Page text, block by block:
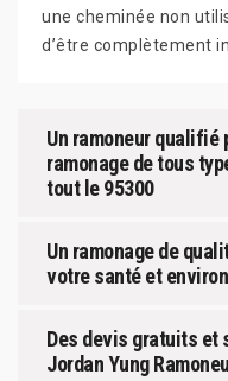
une cheminée non
d’être complètement
Un ramoneur qualifié
ramonage de tous
tout le 95300
Un ramonage de
votre santé et
Des devis gratuits et
Jordan Yung